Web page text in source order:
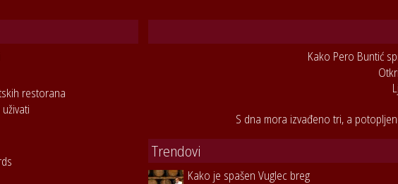
restorana
Kako Pero Buntić
S dna mora izvađeno tri, a
Trendovi
Kako je spašen Vuglec breg